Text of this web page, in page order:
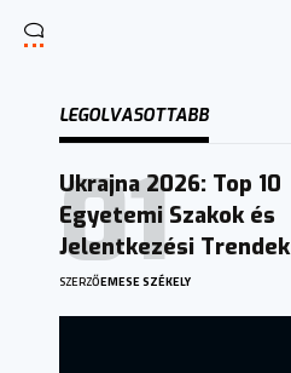
LEGOLVASOTTABB
Ukrajna 2026: Top 10
Egyetemi Szakok és
Jelentkezési Trendek
SZERZŐEMESE SZÉKELY